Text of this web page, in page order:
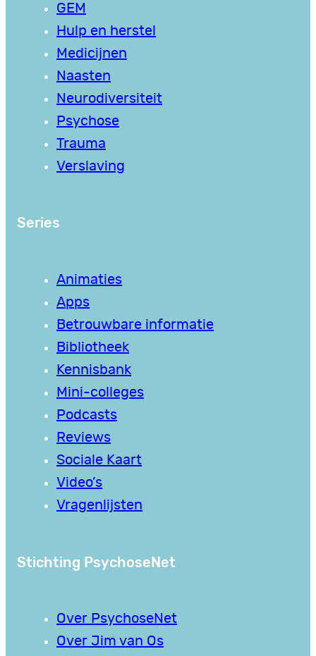
GEM
Hulp en herstel
Medicijnen
Naasten
Neurodiversiteit
Psychose
Trauma
Verslaving
Series
Animaties
Apps
Betrouwbare informatie
Bibliotheek
Kennisbank
Mini-colleges
Podcasts
Reviews
Sociale Kaart
Video’s
Vragenlijsten
Stichting PsychoseNet
Over PsychoseNet
Over Jim van Os